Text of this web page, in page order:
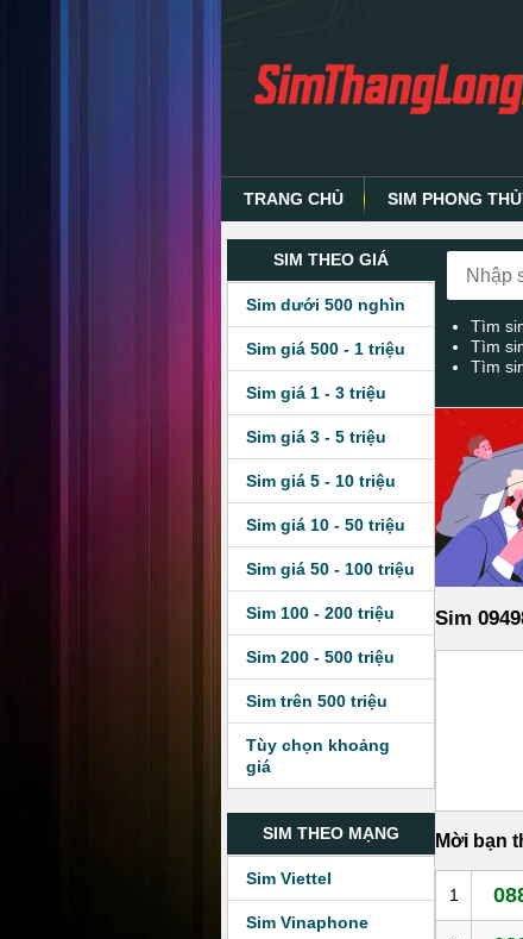
TRANG CHỦ SIM PHONG
SIM THEO GIÁ
Sim dưới 500 nghìn
Sim giá 500 - 1 triệu
Sim giá 1 - 3 triệu
Sim giá 3 - 5 triệu
Sim giá 5 - 10 triệu
Sim giá 10 - 50 triệu
Sim giá 50 - 100 triệu
Sim 100 - 200 triệu
Sim 200 - 500 triệu
Sim trên 500 triệu
Tùy chọn khoảng
giá
SIM THEO MẠNG
Sim Viettel
Sim Vinaphone
Tìm
Tìm
Tìm
Sim
Mời bạn
1